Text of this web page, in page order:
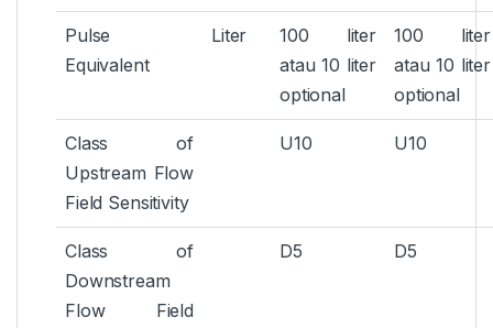
Pulse
Equivalent
Liter
100 liter
atau 10 liter
optional
100 liter
atau 10 liter
optional
Class of
Upstream Flow
Field Sensitivity
U10 U10
Class of
Downstream
Flow Field
D5 D5